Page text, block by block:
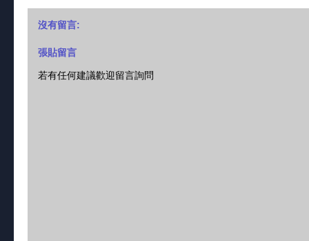
沒有留言:
張貼留言
若有任何建議歡迎留言詢問